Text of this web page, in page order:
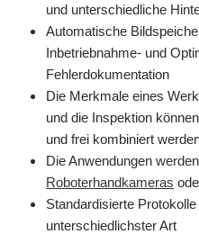
und unterschiedliche
Automatische
Inbetriebnahme- und
Fehlerdokumentation
Die Merkmale eines
und die Inspektion
und frei kombiniert
Die Anwendungen
Roboterhandkameras
Standardisierte
unterschiedlichster Art